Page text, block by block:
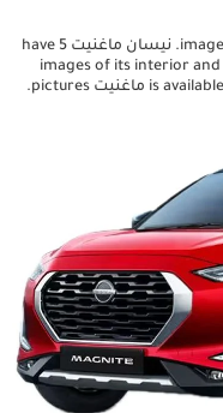
View the latest نيسان ماغنيت 2026 image gallery. نيسان ماغنيت have 5
images of its interior and